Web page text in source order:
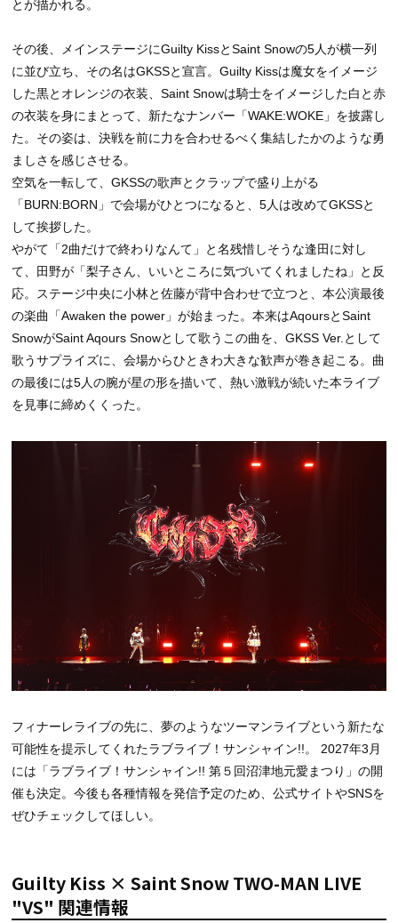
とが描かれる。
その後、メインステージにGuilty KissとSaint Snowの5人が横一列
に並び立ち、その名はGKSSと宣言。Guilty Kissは魔女をイメージ
した黒とオレンジの衣装、Saint Snowは騎士をイメージした白と赤
の衣装を身にまとって、新たなナンバー「WAKE:WOKE」を披露し
た。その姿は、決戦を前に力を合わせるべく集結したかのような勇
ましさを感じさせる。
空気を一転して、GKSSの歌声とクラップで盛り上がる
「BURN:BORN」で会場がひとつになると、5人は改めてGKSSと
して挨拶した。
やがて「2曲だけで終わりなんて」と名残惜しそうな逢田に対し
て、田野が「梨子さん、いいところに気づいてくれましたね」と反
応。ステージ中央に小林と佐藤が背中合わせで立つと、本公演最後
の楽曲「Awaken the power」が始まった。本来はAqoursとSaint
SnowがSaint Aqours Snowとして歌うこの曲を、GKSS Ver.として
歌うサプライズに、会場からひときわ大きな歓声が巻き起こる。曲
の最後には5人の腕が星の形を描いて、熱い激戦が続いた本ライブ
を見事に締めくくった。
フィナーレライブの先に、夢のようなツーマンライブという新たな
可能性を提示してくれたラブライブ！サンシャイン!!。 2027年3月
には「ラブライブ！サンシャイン!! 第５回沼津地元愛まつり」の開
催も決定。今後も各種情報を発信予定のため、公式サイトやSNSを
ぜひチェックしてほしい。
Guilty Kiss × Saint Snow TWO-MAN LIVE
"VS" 関連情報